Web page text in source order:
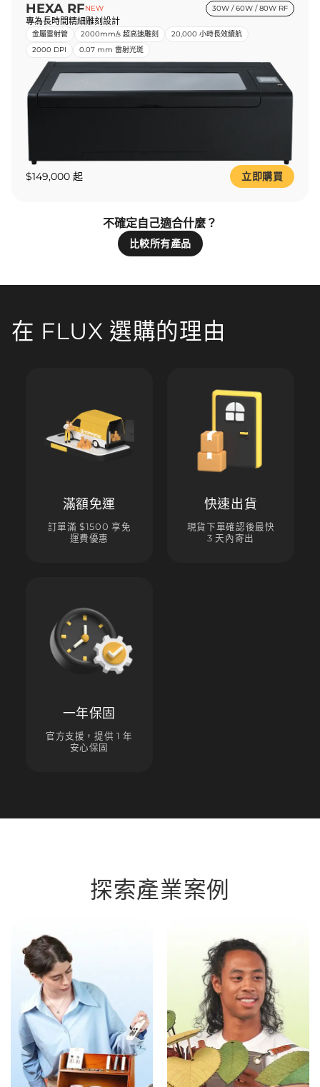
HEXA RFNEW 30W / 60W / 80W RF
專為長時間精細雕刻設計
金屬雷射管 2000mm/s 超高速雕刻
20,000 小時長效續航
2000 DPI
0.07 mm 雷射光斑
$149,000 起 立即購買
不確定自己適合什麼？
比較所有產品
在 FLUX 選購的理由
滿額免運
訂單滿 $1500 享免
運費優惠
快速出貨
現貨下單確認後最快
3 天內寄出
一年保固
官方支援，提供 1 年
安心保固
探索產業案例